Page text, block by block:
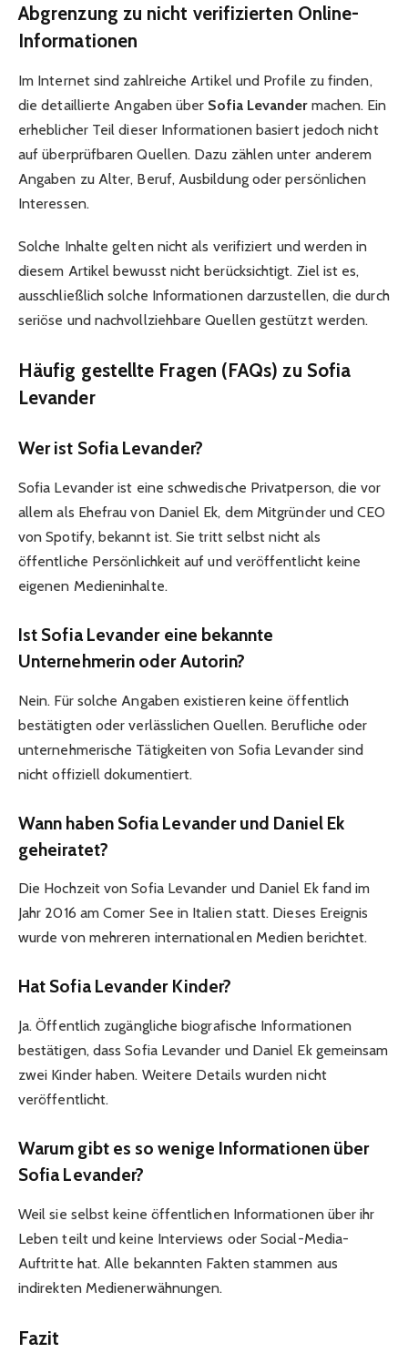
Abgrenzung zu nicht verifizierten Online-
Informationen
Im Internet sind zahlreiche Artikel und Profile zu finden,
die detaillierte Angaben über Sofia Levandermachen. Ein
erheblicher Teil dieser Informationen basiert jedoch nicht
auf überprüfbaren Quellen. Dazu zählen unter anderem
Angaben zu Alter, Beruf, Ausbildung oder persönlichen
Interessen.
Solche Inhalte gelten nicht als verifiziert und werden in
diesem Artikel bewusst nicht berücksichtigt. Ziel ist es,
ausschließlich solche Informationen darzustellen, die durch
seriöse und nachvollziehbare Quellen gestützt werden.
Häufig gestellte Fragen (FAQs) zu Sofia
Levander
Wer ist Sofia Levander?
Sofia Levander ist eine schwedische Privatperson, die vor
allem als Ehefrau von Daniel Ek, dem Mitgründer und CEO
von Spotify, bekannt ist. Sie tritt selbst nicht als
öffentliche Persönlichkeit auf und veröffentlicht keine
eigenen Medieninhalte.
Ist Sofia Levander eine bekannte
Unternehmerin oder Autorin?
Nein. Für solche Angaben existieren keine öffentlich
bestätigten oder verlässlichen Quellen. Berufliche oder
unternehmerische Tätigkeiten von Sofia Levander sind
nicht offiziell dokumentiert.
Wann haben Sofia Levander und Daniel Ek
geheiratet?
Die Hochzeit von Sofia Levander und Daniel Ek fand im
Jahr 2016 am Comer See in Italien statt. Dieses Ereignis
wurde von mehreren internationalen Medien berichtet.
Hat Sofia Levander Kinder?
Ja. Öffentlich zugängliche biografische Informationen
bestätigen, dass Sofia Levander und Daniel Ek gemeinsam
zwei Kinder haben. Weitere Details wurden nicht
veröffentlicht.
Warum gibt es so wenige Informationen über
Sofia Levander?
Weil sie selbst keine öffentlichen Informationen über ihr
Leben teilt und keine Interviews oder Social-Media-
Auftritte hat. Alle bekannten Fakten stammen aus
indirekten Medienerwähnungen.
Fazit